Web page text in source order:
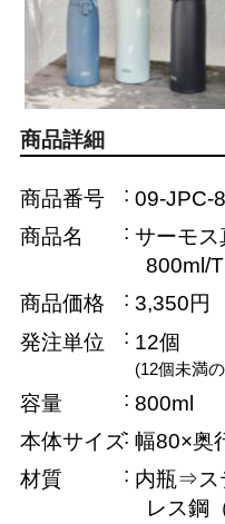
商品詳細
商品番号
09-JPC-
商品名
サーモ
800ml/
商品価格
3,350円
発注単位
12個
(12個未満
容量
800ml
本体サイズ 幅80×奥
材質
内瓶⇒
レス鋼